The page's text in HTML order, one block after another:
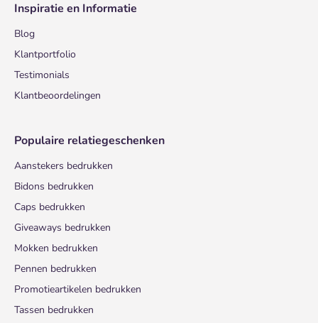
Inspiratie en Informatie
Blog
Klantportfolio
Testimonials
Klantbeoordelingen
Populaire relatiegeschenken
Aanstekers bedrukken
Bidons bedrukken
Caps bedrukken
Giveaways bedrukken
Mokken bedrukken
Pennen bedrukken
Promotieartikelen bedrukken
Tassen bedrukken